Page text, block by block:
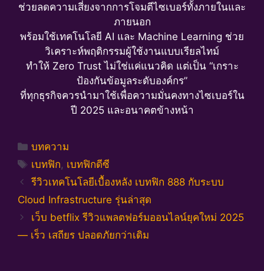
ช่วยลดความเสี่ยงจากการโจมตีไซเบอร์ทั้งภายในและ
ภายนอก
พร้อมใช้เทคโนโลยี AI และ Machine Learning ช่วย
วิเคราะห์พฤติกรรมผู้ใช้งานแบบเรียลไทม์
ทำให้ Zero Trust ไม่ใช่แค่แนวคิด แต่เป็น “เกราะ
ป้องกันข้อมูลระดับองค์กร”
ที่ทุกธุรกิจควรนำมาใช้เพื่อความมั่นคงทางไซเบอร์ใน
ปี 2025 และอนาคตข้างหน้า
Categories
บทความ
Tags
เบทฟิก, เบทฟิกดีซี
รีวิวเทคโนโลยีเบื้องหลัง เบทฟิก 888 กับระบบ
Cloud Infrastructure รุ่นล่าสุด
เว็บ betflix รีวิวแพลตฟอร์มออนไลน์ยุคใหม่ 2025
— เร็ว เสถียร ปลอดภัยกว่าเดิม